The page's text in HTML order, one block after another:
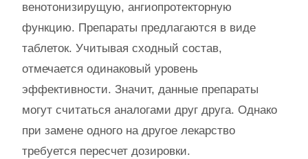
венотонизирущую, ангиопротекторную
функцию. Препараты предлагаются в виде
таблеток. Учитывая сходный состав,
отмечается одинаковый уровень
эффективности. Значит, данные препараты
могут считаться аналогами друг друга. Однако
при замене одного на другое лекарство
требуется пересчет дозировки.